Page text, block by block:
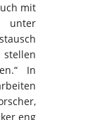
mit
unter
stellen
In
eng